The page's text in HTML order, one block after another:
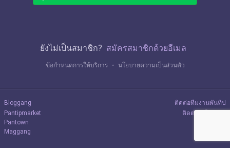
ยังไม่เป็นสมาชิก? สมัครสมาชิกด้วยอีเมล
ข้อกำหนดการให้บริการ ・ นโยบายความเป็นส่วนตัว
Bloggang
Pantipmarket
Pantown
Maggang
ติดต่อทีมงานพันทิป
ติดต่อลงโฆษณา